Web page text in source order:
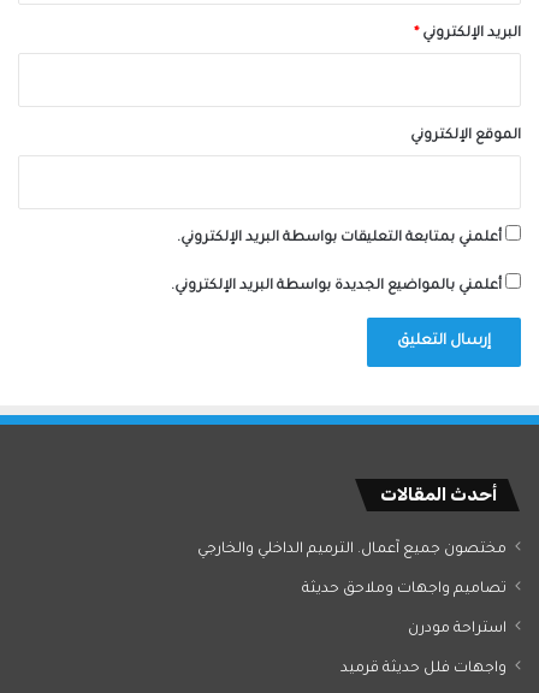
البريد الإلكتروني*
الموقع الإلكتروني
أعلمني بمتابعة التعليقات بواسطة البريد الإلكتروني.
أعلمني بالمواضيع الجديدة بواسطة البريد الإلكتروني.
أحدث المقالات
مختصون جميع آعمال. الترميم الداخلي والخارجي
تصاميم واجهات وملاحق حديثة
استراحة مودرن
واجهات فلل حديثة قرميد